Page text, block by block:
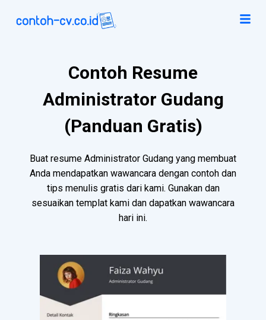
Contoh Resume
Administrator Gudang
(Panduan Gratis)
Buat resume Administrator Gudang yang membuat
Anda mendapatkan wawancara dengan contoh dan
tips menulis gratis dari kami. Gunakan dan
sesuaikan templat kami dan dapatkan wawancara
hari ini.